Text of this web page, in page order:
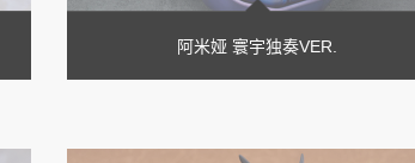
阿米娅 寰宇独奏VER.